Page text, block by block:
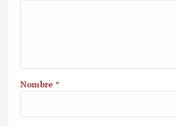
Nombre*